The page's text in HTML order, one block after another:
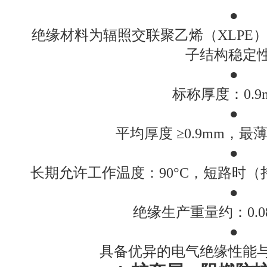
●
绝缘材料为辐照交联聚乙烯（XLPE
子结构稳定
●
标称厚度：
●
平均厚度 ≥0.9mm，最
●
长期允许工作温度：90°C，短路时（
●
绝缘生产重量约：
●
具备优异的电气绝缘性能